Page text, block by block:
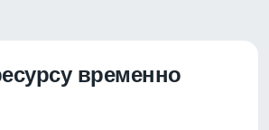
временно